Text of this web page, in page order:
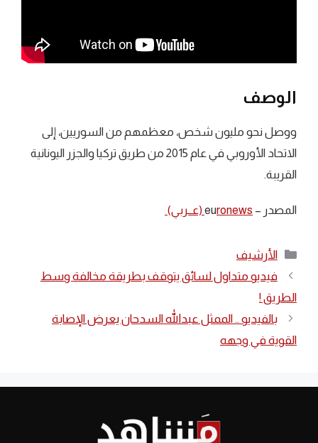
الوصف
ووصل نحو مليون شخص، معظمهم من السوريين، إلى
الاتحاد الأوروبي في عام 2015 من طريق تركيا والجزر اليونانية
القريبة.
المصدر – eu ronews (عــربي)
التصنيفات
الأرشيف
فيديو متداول لسائق يتوقف بطريقة مخالفة وسط
الطريق !
بالفيديو .. الممثل عبدالله السدحان يعرض الإصابة
القوية في وجهه